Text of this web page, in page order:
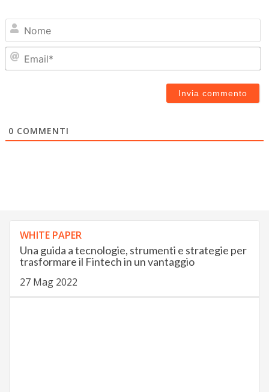
0 COMMENTI
WHITE PAPER
Una guida a tecnologie, strumenti e strategie per
trasformare il Fintech in un vantaggio
27 Mag 2022